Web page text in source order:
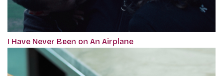
I Have Never Been on An Airplane